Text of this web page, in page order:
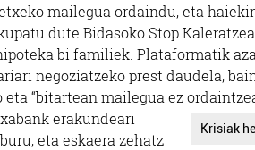
mailegua ordaindu, eta
dute Bidasoko Stop
bi familiek. Plataformatik
negoziatzeko prest daudela,
“bitartean mailegua ez
Krisiak
erakundeari
eta eskaera zehatz